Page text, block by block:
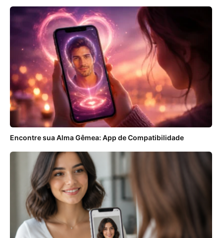
Encontre sua Alma Gêmea: App de Compatibilidade